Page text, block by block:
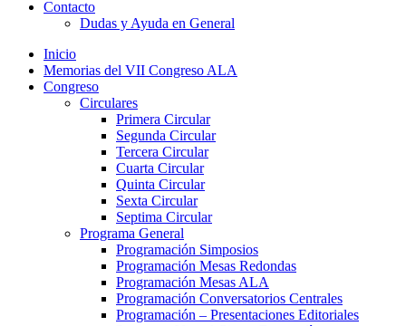
Contacto
Dudas y Ayuda en General
Inicio
Memorias del VII Congreso ALA
Congreso
Circulares
Primera Circular
Segunda Circular
Tercera Circular
Cuarta Circular
Quinta Circular
Sexta Circular
Septima Circular
Programa General
Programación Simposios
Programación Mesas Redondas
Programación Mesas ALA
Programación Conversatorios Centrales
Programación – Presentaciones Editoriales